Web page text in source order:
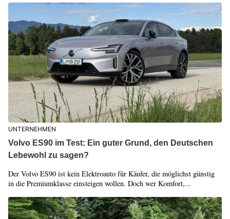
UNTERNEHMEN
Volvo ES90 im Test: Ein guter Grund, den Deutschen
Lebewohl zu sagen?
Der Volvo ES90 ist kein Elektroauto für Käufer, die möglichst günstig
in die Premiumklasse einsteigen wollen. Doch wer Komfort,...